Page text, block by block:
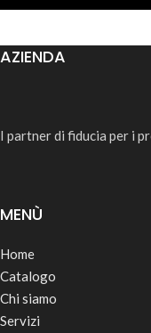
AZIENDA
I partner di fiducia per i
MENÙ
Home
Catalogo
Chi siamo
Servizi